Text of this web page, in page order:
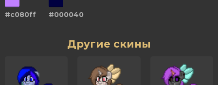
#c080ff #000040
Другие скины